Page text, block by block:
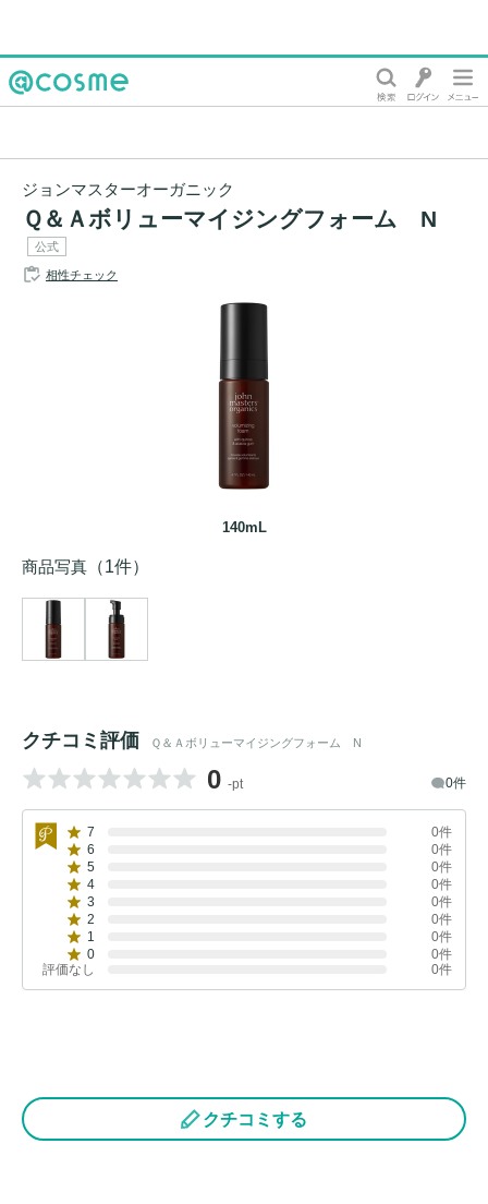
ジョンマスターオーガニック
Ｑ＆Ａボリューマイジングフォーム N
公式
相性チェック
140mL
商品写真 （1件）
クチコミ評価 Ｑ＆Ａボリューマイジングフォーム N
0 -pt 0件
7
0件
6
0件
5
0件
4
0件
3
0件
2
0件
1
0件
0
0件
評価なし
0件
クチコミする